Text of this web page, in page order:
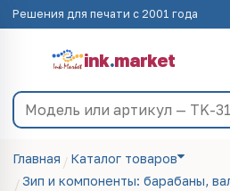
Решения для печати с 2001 года
ink.market
Главная
Каталог товаров
Зип и компоненты: барабаны,